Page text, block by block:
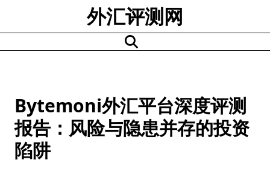
content
外汇评测网
Bytemoni外汇平台深度评测
报告：风险与隐患并存的投资
陷阱